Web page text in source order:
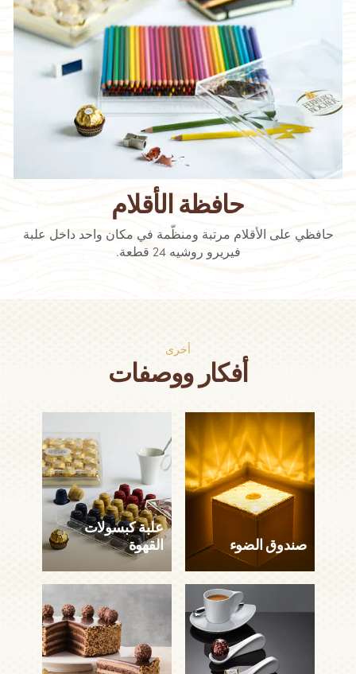
حافظة الأقلام
حافظي على الأقلام مرتبة ومنظّمة في مكان واحد داخل علبة
فيريرو روشيه 24 قطعة.
أخرى
أفكار ووصفات
صندوق الضوء
صندوق الضوء
1 شخص سهل
علبة كبسولات
القهوة
علبة كبسولات
30 ثانية 1 شخص سهل